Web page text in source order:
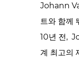
Johann
트와 함께
10년 전,
계 최고의